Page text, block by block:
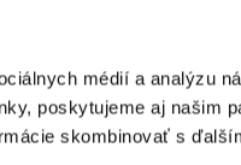
médií a analýzu
poskytujeme aj našim
skombinovať s